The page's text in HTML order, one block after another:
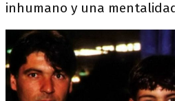
inhumano y una